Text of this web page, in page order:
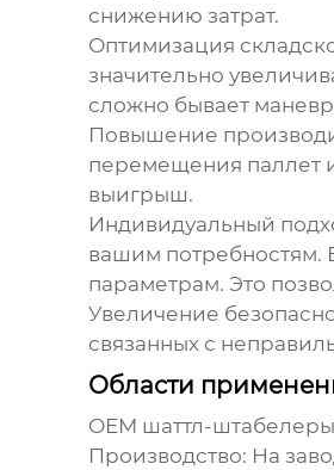
снижению затрат.
Оптимизация
значительно
сложно бывает
Повышение
перемещения паллет
выигрыш.
Индивидуальный
вашим потребностям.
параметрам. Это
Увеличение
связанных с
Области
ОЕМ шаттл-штабелеры
Производство: На